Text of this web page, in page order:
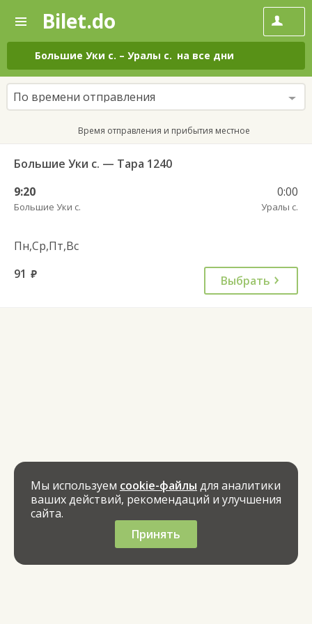
—
Поиск
и
покупка
билетов
на
автобус
онлайн
Bilet.do
Большие Уки с. – Уралы с. на все дни
По времени отправления
Время отправления и прибытия местное
Большие Уки с. — Тара 1240
9:20
Большие Уки с.
0:00
Уралы с.
Пн,Ср,Пт,Вс
91 руб. Выбрать
Мы используем cookie-файлы для аналитики
ваших действий, рекомендаций и улучшения
сайта.
Принять